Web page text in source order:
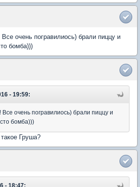
очень погравилиось) брали пиццу и
бомба)))
- 19:59:
очень погравилиось) брали пиццу и
бомба)))
Груша?
- 18:47: